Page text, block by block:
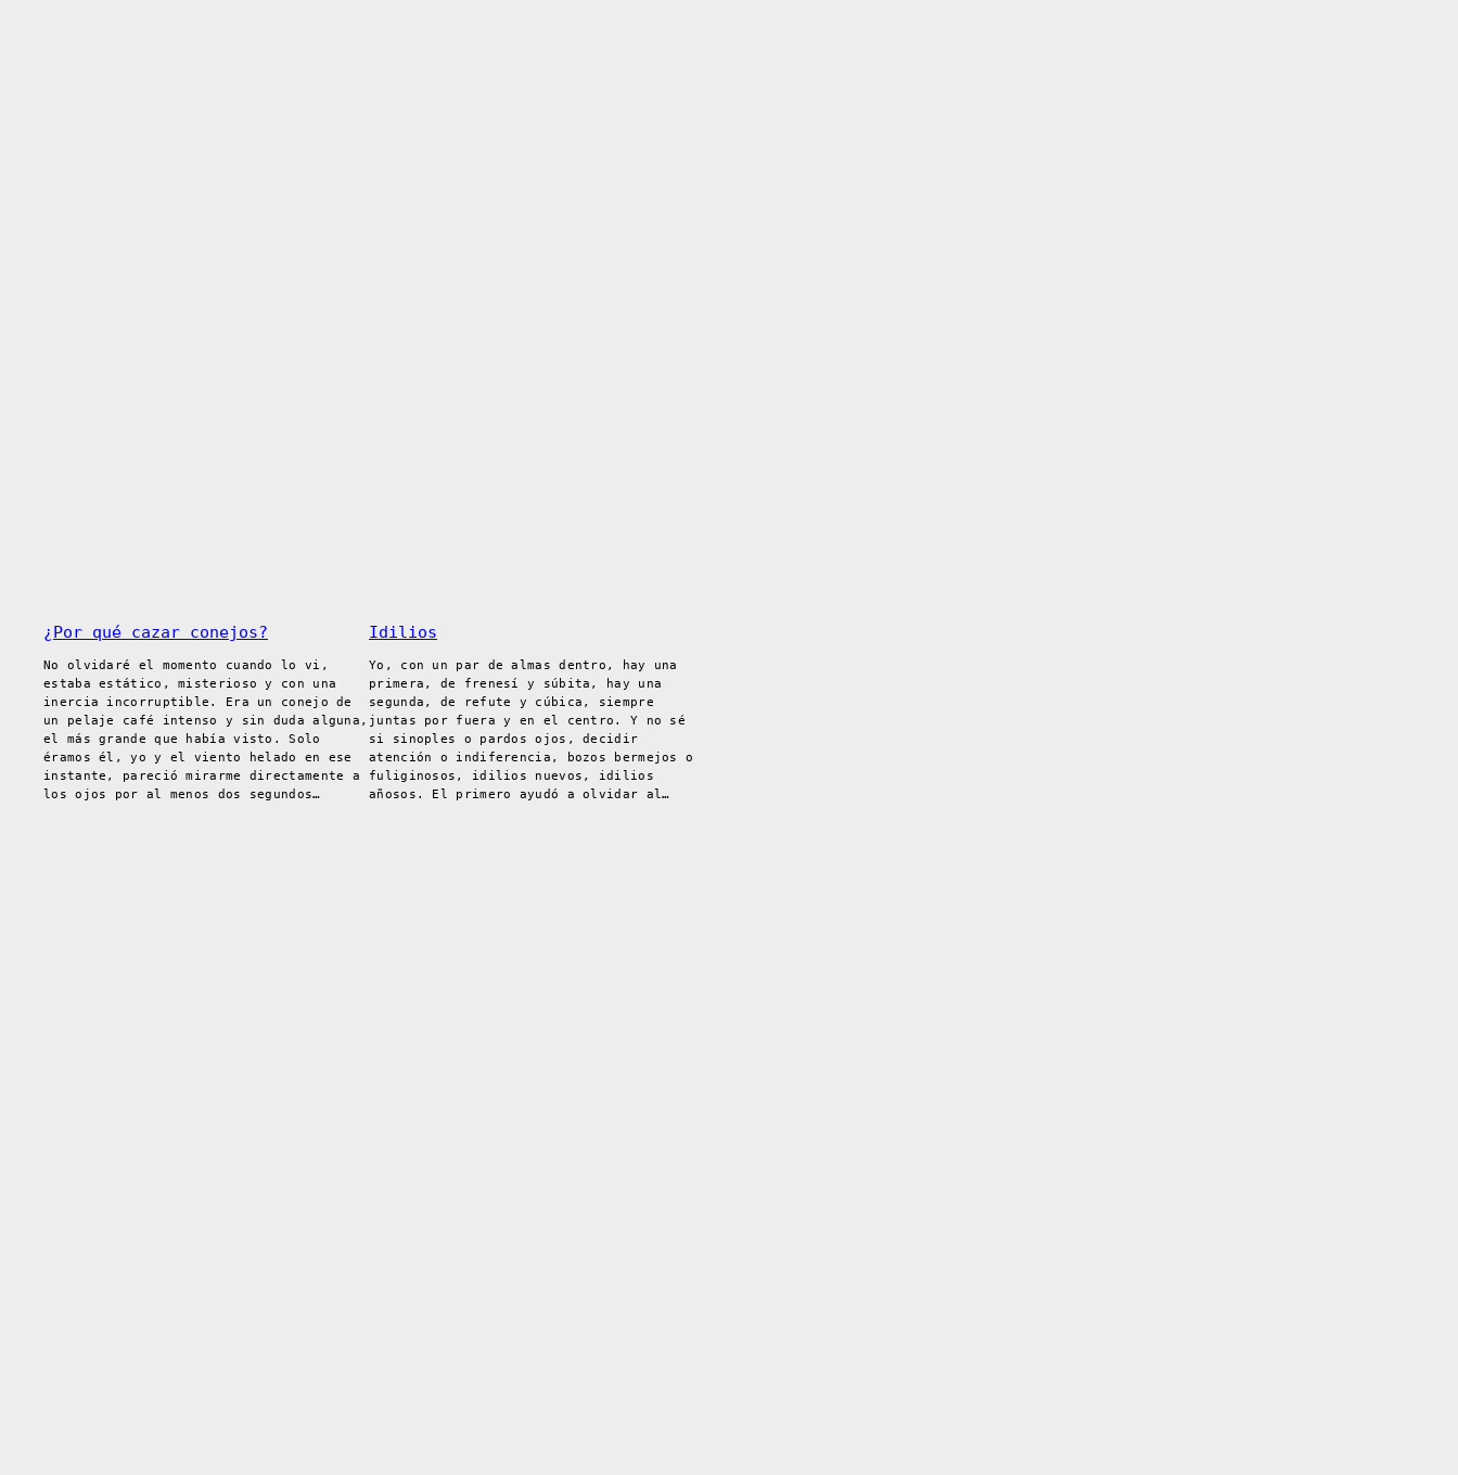
¿Por qué cazar conejos?
No olvidaré el momento cuando lo vi,
estaba estático, misterioso y con una
inercia incorruptible. Era un conejo de
un pelaje café intenso y sin duda alguna,
el más grande que había visto. Solo
éramos él, yo y el viento helado en ese
instante, pareció mirarme directamente a
los ojos por al menos dos segundos…
Idilios
Yo, con un par de almas dentro, hay una
primera, de frenesí y súbita, hay una
segunda, de refute y cúbica, siempre
juntas por fuera y en el centro. Y no sé
si sinoples o pardos ojos, decidir
atención o indiferencia, bozos bermejos o
fuliginosos, idilios nuevos, idilios
añosos. El primero ayudó a olvidar al…